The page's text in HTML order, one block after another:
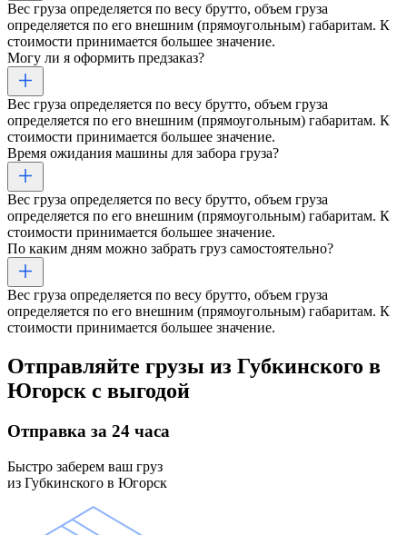
Вес груза определяется по весу брутто, объем груза
определяется по его внешним (прямоугольным) габаритам. К
стоимости принимается большее значение.
Могу ли я оформить предзаказ?
Вес груза определяется по весу брутто, объем груза
определяется по его внешним (прямоугольным) габаритам. К
стоимости принимается большее значение.
Время ожидания машины для забора груза?
Вес груза определяется по весу брутто, объем груза
определяется по его внешним (прямоугольным) габаритам. К
стоимости принимается большее значение.
По каким дням можно забрать груз самостоятельно?
Вес груза определяется по весу брутто, объем груза
определяется по его внешним (прямоугольным) габаритам. К
стоимости принимается большее значение.
Отправляйте грузы из Губкинского в
Югорск с выгодой
Отправка за 24 часа
Быстро заберем ваш груз
из Губкинского в Югорск